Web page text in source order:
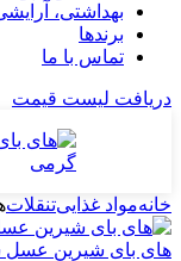
بهداشتی،
برندها
تماس با ما
دریافت لیست قیمت
خانهمواد غذاییتنقلات
های بای شیرین عسل سیب 40 گرمی